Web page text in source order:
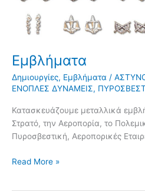
Εμβλήματα
Δημιουργίες, Εμβλήματα /
ΕΝΟΠΛΕΣ ΔΥΝΑΜΕΙΣ,
Κατασκευάζουμε μεταλλικά
Στρατό, την Αεροπορία, το
Πυροσβεστική, Αεροπορικές
Read More »